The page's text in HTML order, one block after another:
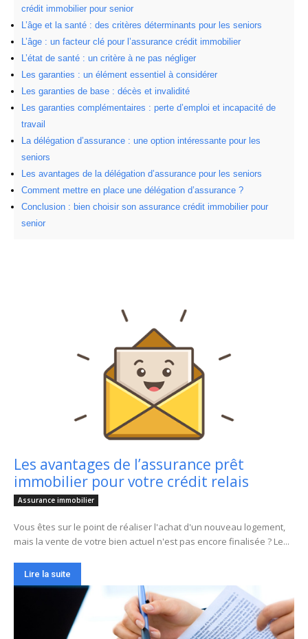
crédit immobilier pour senior
L’âge et la santé : des critères déterminants pour les seniors
L’âge : un facteur clé pour l’assurance crédit immobilier
L’état de santé : un critère à ne pas négliger
Les garanties : un élément essentiel à considérer
Les garanties de base : décès et invalidité
Les garanties complémentaires : perte d’emploi et incapacité de
travail
La délégation d’assurance : une option intéressante pour les
seniors
Les avantages de la délégation d’assurance pour les seniors
Comment mettre en place une délégation d’assurance ?
Conclusion : bien choisir son assurance crédit immobilier pour
senior
Les avantages de l’assurance prêt
immobilier pour votre crédit relais
Assurance immobilier
Vous êtes sur le point de réaliser l'achat d'un nouveau logement,
mais la vente de votre bien actuel n'est pas encore finalisée ? Le...
Lire la suite